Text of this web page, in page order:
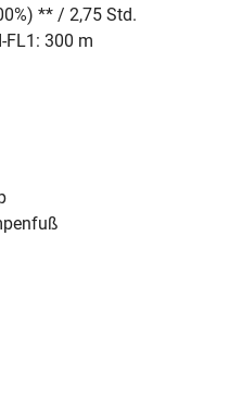
** / 2,75 Std.
FL1: 300 m